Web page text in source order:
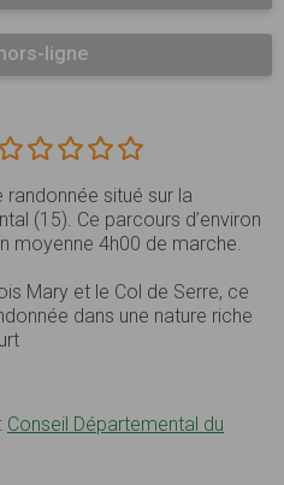
ligne
situé sur la
(15). Ce parcours d’environ
moyenne 4h00 de marche.
Mary et le Col de Serre, ce
dans une nature riche
Conseil Départemental du